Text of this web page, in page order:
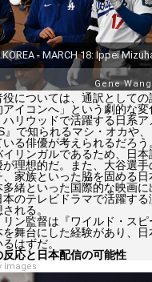
については、通訳として
イコンへ」という劇的な
リウッドで活躍する日系ア
』で知られるマシ・オカや
る俳優が考えられるだろう
リンガルであるため、日本
理想的だ。また、大谷選
家族といった脇を固める日
緒といった国際的な映画
本のテレビドラマで活躍する
れる。
リン監督は『ワイルド・ス
舞台にした経験があり、
はずだ。
応と日本配信の可能性
Images